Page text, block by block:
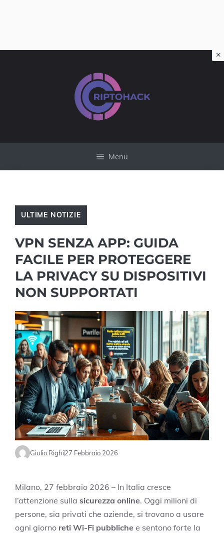
Menu
ULTIME NOTIZIE
VPN SENZA APP: GUIDA
FACILE PER PROTEGGERE
LA PRIVACY SU DISPOSITIVI
NON SUPPORTATI
Giulio Righi27 Febbraio 2026
Milano, 27 febbraio 2026 – In Italia cresce
l’attenzione sulla sicurezza online. Oggi milioni di
persone, sia privati che aziende, si trovano a usare
ogni giorno reti Wi-Fi pubbliche e sentono forte la
×